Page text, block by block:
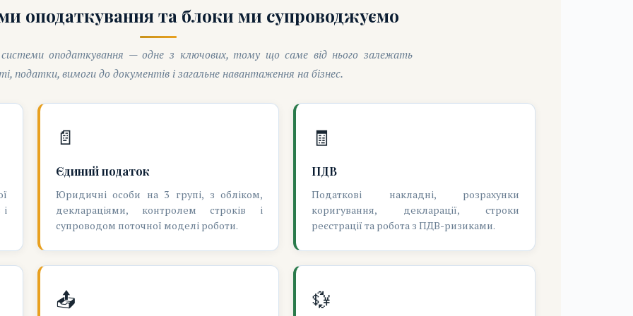
оподаткування та блоки ми супроводжуємо
оподаткування — одне з ключових, тому що саме від нього залежать
податки, вимоги до документів і загальне навантаження на бізнес.
📄
Єдиний податок
Юридичні особи на 3 групі, з обліком,
деклараціями, контролем строків і
супроводом поточної моделі роботи.
🧾
ПДВ
Податкові накладні, розрахунки
коригування, декларації, строки
реєстрації та робота з ПДВ-ризиками.
📤 💱